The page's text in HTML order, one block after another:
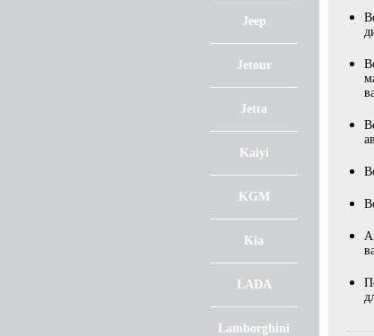
Jeep
Jetour
Jetta
Kaiyi
KGM
Kia
LADA
Lamborghini